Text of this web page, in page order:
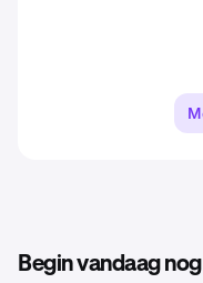
Begin vandaag